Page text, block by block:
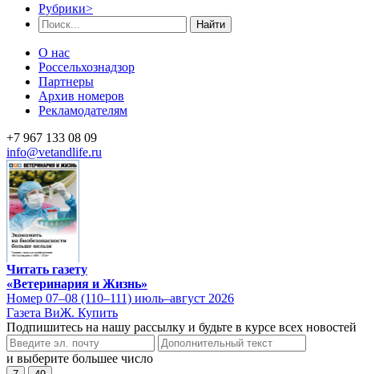
Рубрики>
Найти
О нас
Россельхознадзор
Партнеры
Архив номеров
Рекламодателям
+7 967 133 08 09
info@vetandlife.ru
Читать газету
«Ветеринария и Жизнь»
Номер 07–08 (110–111) июль–август 2026
Газета ВиЖ. Купить
Подпишитесь на нашу рассылку и будьте в курсе всех новостей
и выберите большее число